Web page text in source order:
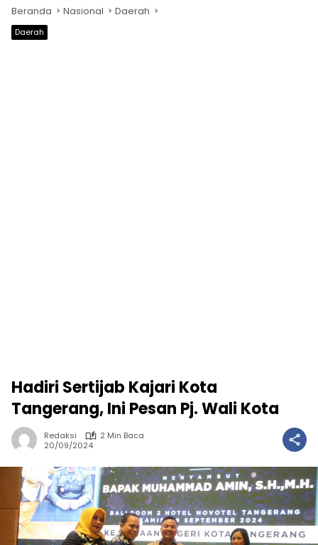
Beranda Nasional Daerah
Daerah
Hadiri Sertijab Kajari Kota
Tangerang, Ini Pesan Pj. Wali Kota
Redaksi
2 Min Baca
20/09/2024